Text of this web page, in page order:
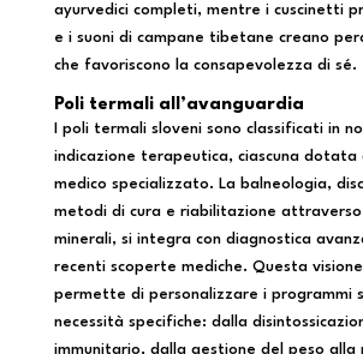
ayurvedici completi, mentre i cuscinetti
e i suoni di campane tibetane creano
che favoriscono la consapevolezza di sé.
Poli termali all’avanguardia
I poli termali sloveni sono classificati in
indicazione terapeutica, ciascuna dotata
medico specializzato. La balneologia,
metodi di cura e riabilitazione
minerali, si integra con diagnostica
recenti scoperte mediche. Questa
permette di personalizzare i programmi
necessità specifiche: dalla
immunitario, dalla gestione del peso alla